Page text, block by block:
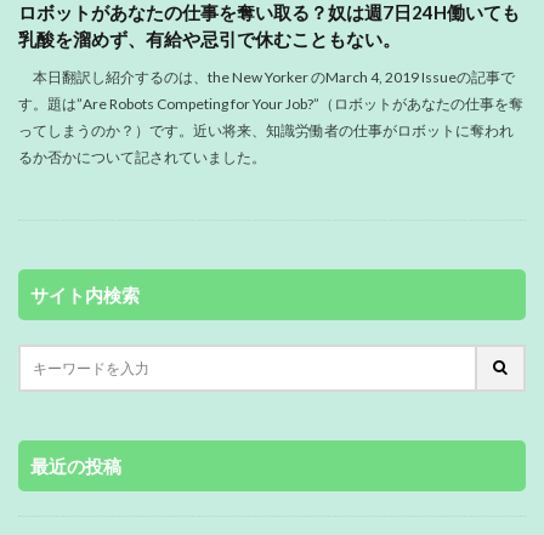
ロボットがあなたの仕事を奪い取る？奴は週7日24H働いても
乳酸を溜めず、有給や忌引で休むこともない。
本日翻訳し紹介するのは、the New Yorker のMarch 4, 2019 Issueの記事で
す。題は”Are Robots Competing for Your Job?”（ロボットがあなたの仕事を奪
ってしまうのか？）です。近い将来、知識労働者の仕事がロボットに奪われ
るか否かについて記されていました。
サイト内検索
最近の投稿